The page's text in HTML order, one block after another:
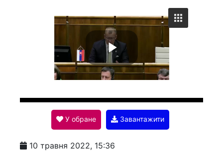
P
l
a
У обране Завантажити
10 травня 2022, 15:36